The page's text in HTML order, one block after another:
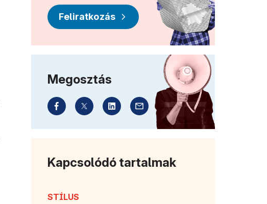
Feliratkozás
Megosztás
Kapcsolódó tartalmak
STÍLUS